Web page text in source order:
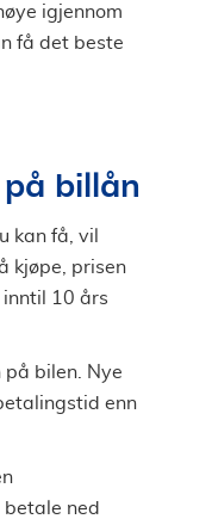
igjennom
få det beste
billån
kan få, vil
kjøpe, prisen
inntil 10 års
på bilen. Nye
enn
ned